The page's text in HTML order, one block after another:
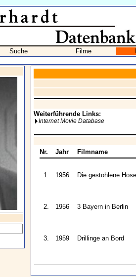
Suche Filme
Weiterführende Links:
Internet Movie Database
Nr. Jahr Filmname
1. 1956 Die gestohlene Hose
2. 1956 3 Bayern in Berlin
3. 1959 Drillinge an Bord